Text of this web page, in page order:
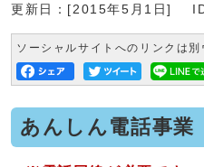
更新日：[2015年5月1日]
ソーシャルサイトへのリンクは
あんしん電話事業